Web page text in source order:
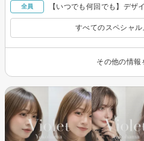
全員 【いつでも何回でも】デザ
すべてのスペシャ
その他の情報